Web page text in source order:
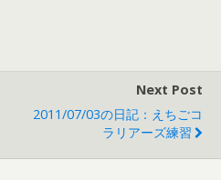
Next Post
2011/07/03の日記：えちごコ
ラリアーズ練習